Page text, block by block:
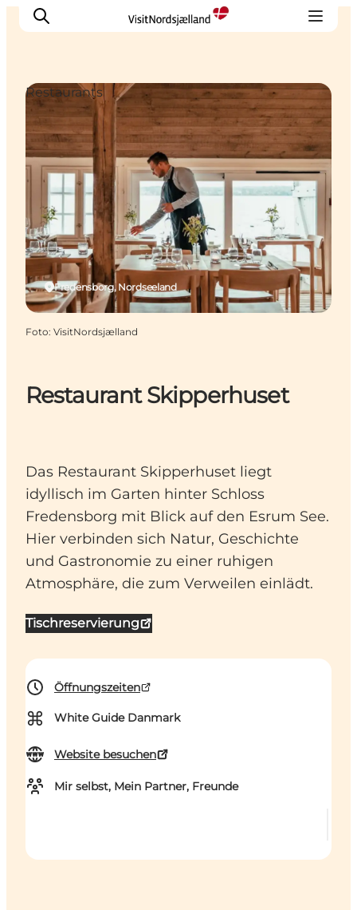
Highlights
Erlebnisse
Geschmack
Unterkünfte
Städte
Reiseplanung
Restaurant Skipperhuset
Das Restaurant Skipperhuset liegt
idyllisch im Garten hinter Schloss
Fredensborg mit Blick auf den Esrum See.
Hier verbinden sich Natur, Geschichte
und Gastronomie zu einer ruhigen
Atmosphäre, die zum Verweilen einlädt.
Tischreservierung
Öffnungszeiten
⌘ White Guide Danmark
Website besuchen
Mir selbst, Mein Partner, Freunde
Fredensborg, Nordseeland
Restaurants
Foto: VisitNordsjælland